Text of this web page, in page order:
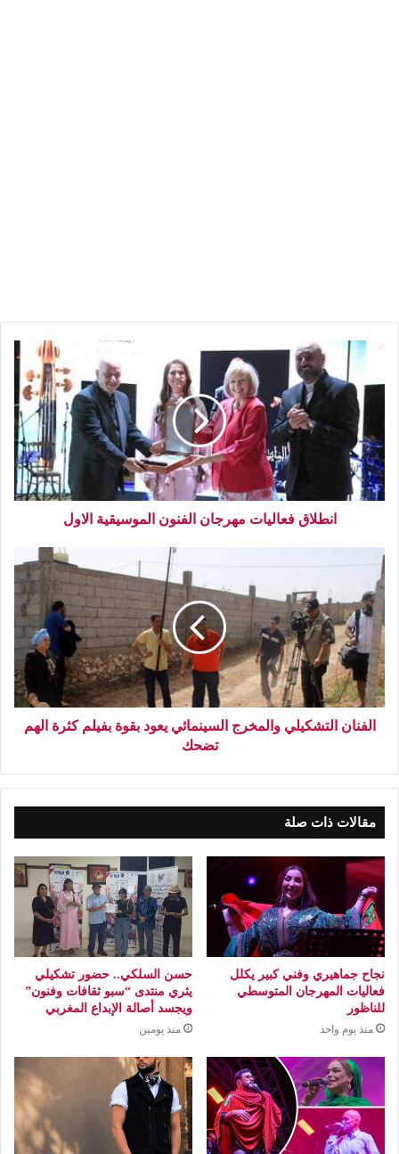
انطلاق فعاليات مهرجان الفنون الموسيقية الاول
الفنان التشكيلي والمخرج السينمائي يعود بقوة بفيلم كثرة الهم
تضحك
مقالات ذات صلة
نجاح جماهيري وفني كبير يكلل
فعاليات المهرجان المتوسطي
للناظور
منذ يوم واحد
حسن السلكي.. حضور تشكيلي
يثري منتدى “سبو ثقافات وفنون”
ويجسد أصالة الإبداع المغربي
منذ يومين